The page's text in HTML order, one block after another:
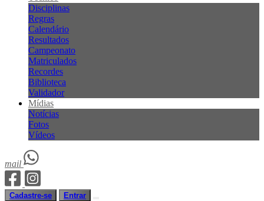
Disciplinas
Regras
Calendário
Resultados
Campeonato
Matriculados
Recordes
Biblioteca
Validador
Mídias
Notícias
Fotos
Vídeos
mail
Cadastre-se Entrar